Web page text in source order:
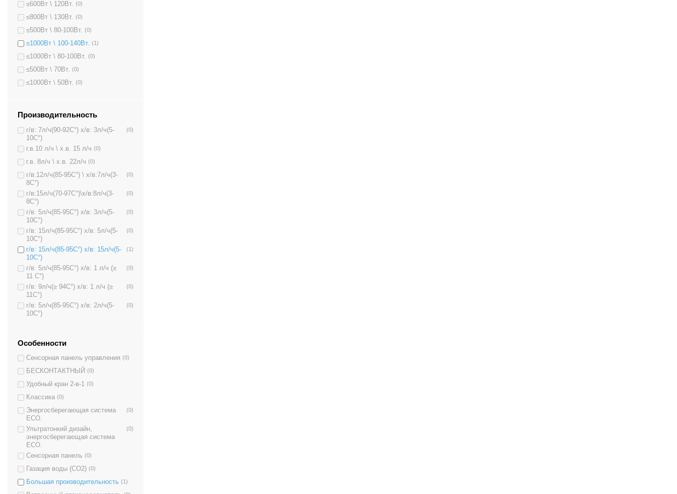
≤600Вт \ 120Вт. (0)
≤800Вт \ 130Вт. (0)
≤500Вт \ 80-100Вт. (0)
≤1000Вт \ 100-140Вт. (1)
≤1000Вт \ 80-100Вт. (0)
≤500Вт \ 70Вт. (0)
≤1000Вт \ 50Вт. (0)
Производительность
г/в: 7л/ч(90-92C°) х/в: 3л/ч(5-
10C°)
(0)
г.в.10 л/ч \ х.в. 15 л/ч (0)
г.в. 8л/ч \ х.в. 22л/ч (0)
г/в:12л/ч(85-95C°) \ х/в:7л/ч(3-
8C°)
(0)
г/в:15л/ч(70-97C°)\х/в:8л/ч(3-
8C°)
(0)
г/в: 5л/ч(85-95C°) х/в: 3л/ч(5-
10C°)
(0)
г/в: 15л/ч(85-95C°) х/в: 5л/ч(5-
10C°)
(0)
г/в: 15л/ч(85-95C°) х/в: 15л/ч(5-
10C°)
(1)
г/в: 5л/ч(85-95C°) х/в: 1 л/ч (≥
11 C°)
(0)
г/в: 9л/ч(≥ 94C°) х/в: 1 л/ч (≥
11C°)
(0)
г/в: 5л/ч(85-95C°) х/в: 2л/ч(5-
10C°)
(0)
Особенности
Сенсорная панель управления (0)
БЕСКОНТАКТНЫЙ (0)
Удобный кран 2-в-1 (0)
Классика (0)
Энергосберегающая система
ECO.
(0)
Ультратонкий дизайн,
энергосберегающая система
ECO.
(0)
Сенсорная панель (0)
Газация воды (CO2) (0)
Большая производительность (1)